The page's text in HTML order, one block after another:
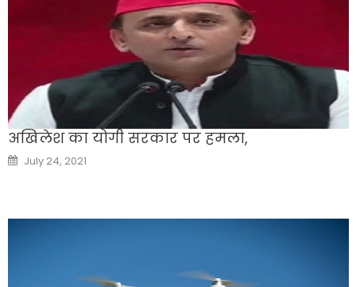
अखिलेश का योगी सरकार पर हमला,
Posted
on
July 24, 2021